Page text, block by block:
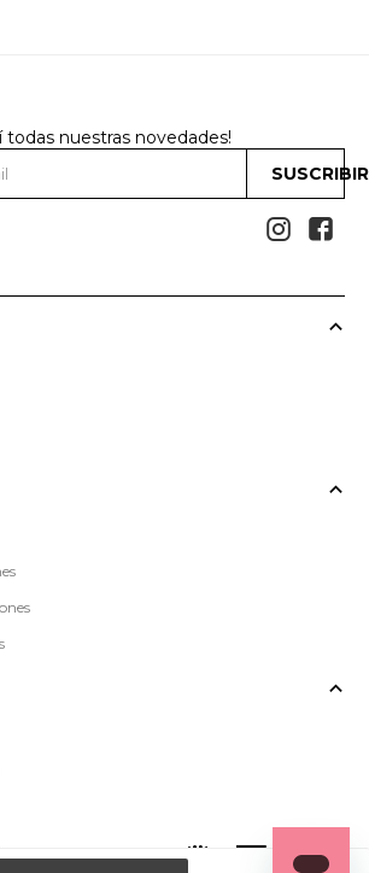
todas nuestras novedades!
 